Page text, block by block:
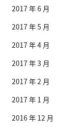
2017 年 6 月
2017 年 5 月
2017 年 4 月
2017 年 3 月
2017 年 2 月
2017 年 1 月
2016 年 12 月